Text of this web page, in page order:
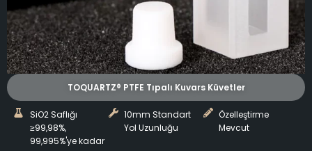
TOQUARTZ® PTFE Tıpalı Kuvars Küvetler
SiO2 Saflığı
≥99,98%,
99,995%'ye kadar
10mm Standart
Yol Uzunluğu
Özelleştirme
Mevcut